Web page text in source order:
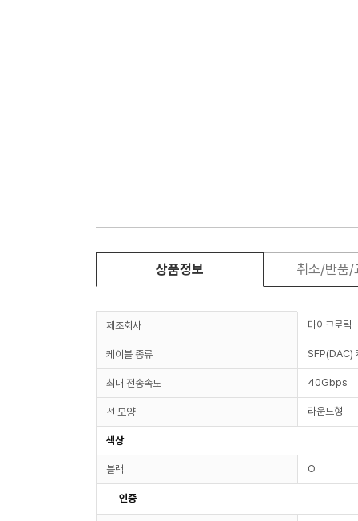
상품정보 취소/반품/
제조회사 마이크로틱
케이블 종류 SFP(DAC)
최대 전송속도 40Gbps
선 모양 라운드형
색상
블랙 O
인증